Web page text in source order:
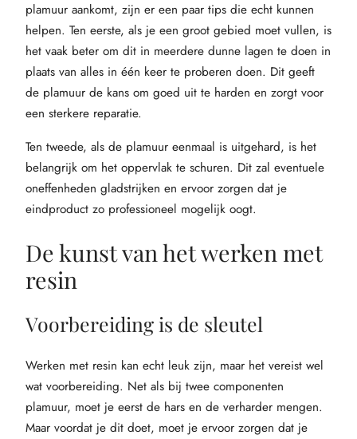
plamuur aankomt, zijn er een paar tips die echt kunnen
helpen. Ten eerste, als je een groot gebied moet vullen, is
het vaak beter om dit in meerdere dunne lagen te doen in
plaats van alles in één keer te proberen doen. Dit geeft
de plamuur de kans om goed uit te harden en zorgt voor
een sterkere reparatie.
Ten tweede, als de plamuur eenmaal is uitgehard, is het
belangrijk om het oppervlak te schuren. Dit zal eventuele
oneffenheden gladstrijken en ervoor zorgen dat je
eindproduct zo professioneel mogelijk oogt.
De kunst van het werken met
resin
Voorbereiding is de sleutel
Werken met resin kan echt leuk zijn, maar het vereist wel
wat voorbereiding. Net als bij twee componenten
plamuur, moet je eerst de hars en de verharder mengen.
Maar voordat je dit doet, moet je ervoor zorgen dat je